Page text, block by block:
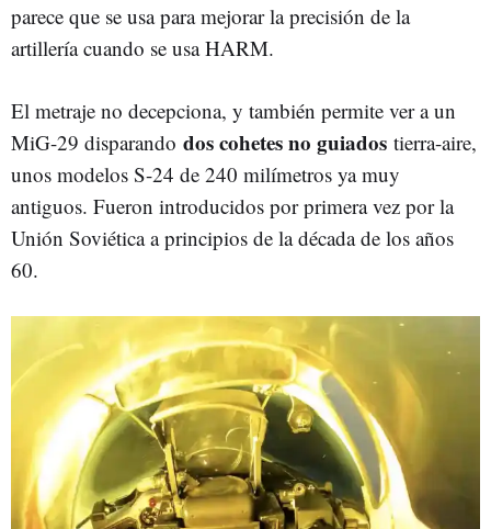
parece que se usa para mejorar la precisión de la
artillería cuando se usa HARM.
El metraje no decepciona, y también permite ver a un
MiG-29 disparando dos cohetes no guiados tierra-aire,
unos modelos S-24 de 240 milímetros ya muy
antiguos. Fueron introducidos por primera vez por la
Unión Soviética a principios de la década de los años
60.